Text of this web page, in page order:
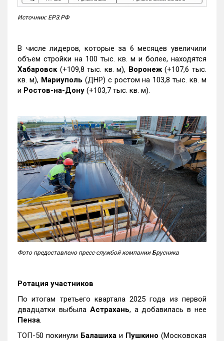
Источник: ЕРЗ.РФ
В числе лидеров, которые за 6 месяцев увеличили
объем стройки на 100 тыс. кв. м и более, находятся
Хабаровск (+109,8 тыс. кв. м), Воронеж(+107,6 тыс.
кв. м), Мариуполь (ДНР) с ростом на 103,8 тыс. кв. м
и Ростов-на-Дону (+103,7 тыс. кв. м).
Фото предоставлено пресс-службой компании Брусника
Ротация участников
По итогам третьего квартала 2025 года из первой
двадцатки выбыла Астрахань, а добавилась в нее
Пенза.
ТОП-50 покинули Балашиха и Пушкино (Московская